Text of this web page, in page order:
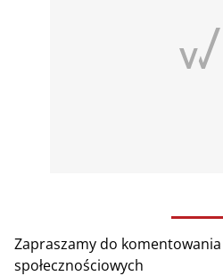
Zapraszamy do
społecznościowych